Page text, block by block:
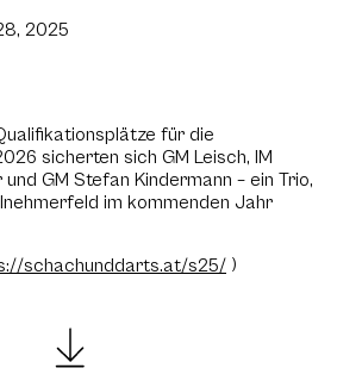
2025
für die
sicherten sich GM Leisch, IM
GM Stefan Kindermann – ein Trio,
im kommenden Jahr
schachunddarts.at/s25/ )